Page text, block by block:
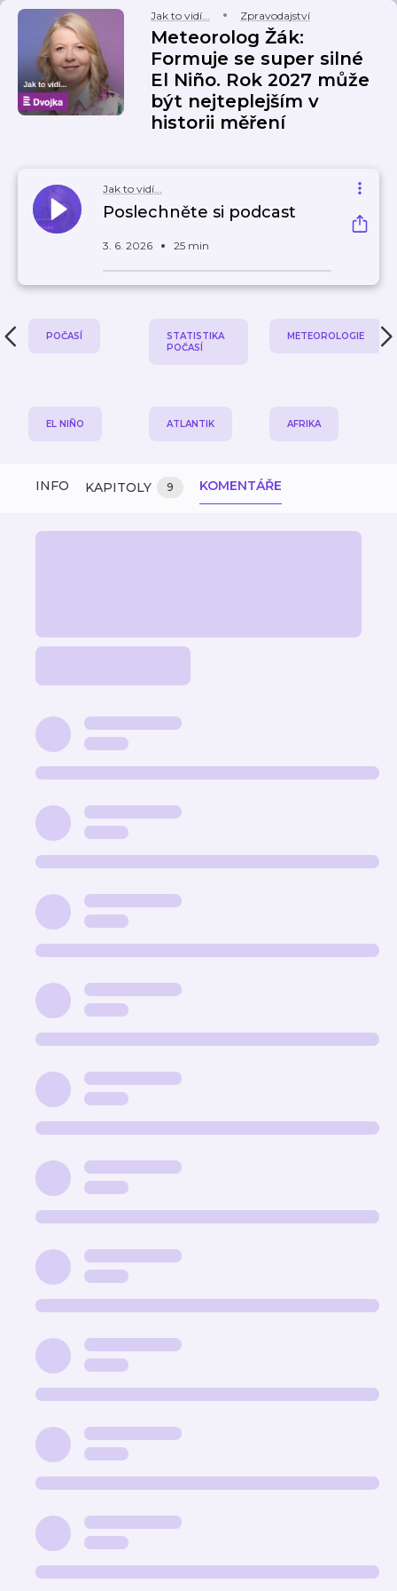
Jak to vidí... Zpravodajství
Meteorolog Žák:
Formuje se super silné
El Niño. Rok 2027 může
být nejteplejším v
historii měření
Jak to vidí...
Poslechněte si podcast
3. 6. 2026 25 min
POČASÍ
STATISTIKA
POČASÍ
METEOROLOGIE
EL NIÑO ATLANTIK AFRIKA
INFO KAPITOLY 9 KOMENTÁŘE